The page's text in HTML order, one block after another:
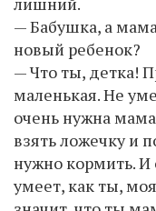
— Бабушка, а
новый ребенок?
— Что ты, детка!
маленькая. Не
очень нужна
взять ложечку и
нужно кормить. И
умеет, как ты,